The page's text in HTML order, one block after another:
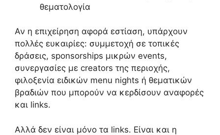
θεματολογία
Αν η επιχείρηση αφορά εστίαση, υπάρχουν
πολλές ευκαιρίες: συμμετοχή σε τοπικές
δράσεις, sponsorships μικρών events,
συνεργασίες με creators της περιοχής,
φιλοξενία ειδικών menu nights ή θεματικών
βραδιών που μπορούν να κερδίσουν αναφορές
και links.
Αλλά δεν είναι μόνο τα links. Είναι και η